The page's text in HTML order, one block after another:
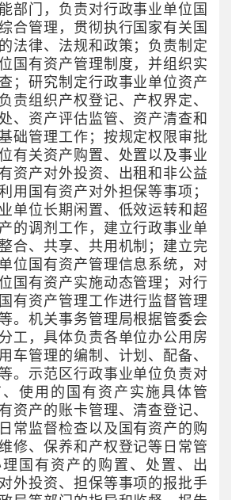
部门，负责对行政事业单位国
合管理，贯彻执行国家有关国
法律、法规和政策；负责制定
国有资产管理制度，并组织实
；研究制定行政事业单位资产
责组织产权登记、产权界定、
、资产评估监管、资产清查和
础管理工作；按规定权限审批
有关资产购置、处置以及事业
资产对外投资、出租和非公益
用国有资产对外担保等事项；
单位长期闲置、低效运转和超
的调剂工作，建立行政事业单
合、共享、共用机制；建立完
位国有资产管理信息系统，对
国有资产实施动态管理；对行
有资产管理工作进行监督管理
。机关事务管理局根据管委会
工，具体负责各单位办公用房
车管理的编制、计划、配备、
。示范区行政事业单位负责对
使用的国有资产实施具体管
资产的账卡管理、清查登记、
常监督检查以及国有资产的购
修、保养和产权登记等日常管
国有资产的购置、处置、出
外投资、担保等事项的报批手